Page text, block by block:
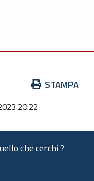
STAMPA
20:22
che cerchi ?